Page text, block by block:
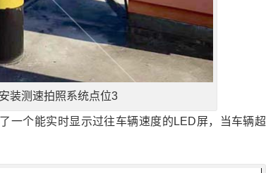
装测速拍照系统点位3
一个能实时显示过往车辆速度的LED屏，当车辆超